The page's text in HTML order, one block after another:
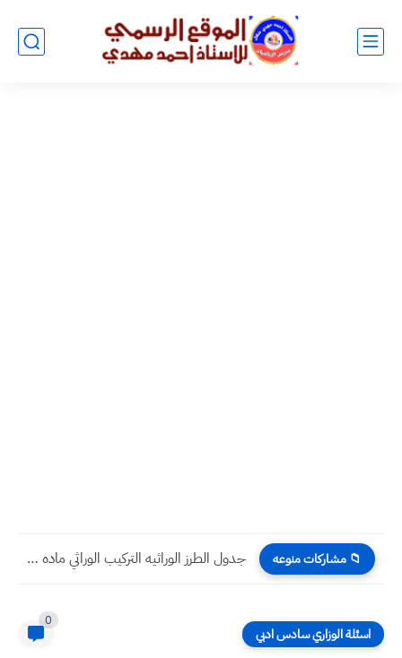
📁 مشاركات منوعه جدول الطرز الوراثيه التركيب الوراثي ماده الاحياء للصف السادس العلمي
اسئلة الوزاري سادس ادبي
0